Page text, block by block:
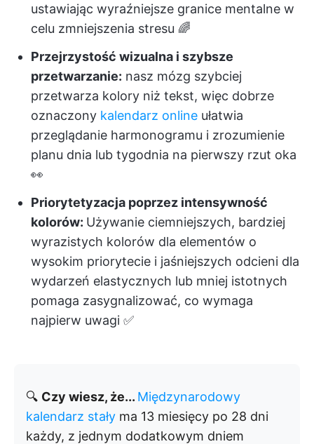
ustawiając wyraźniejsze granice mentalne w
celu zmniejszenia stresu 🌈
Przejrzystość wizualna i szybsze
przetwarzanie: nasz mózg szybciej
przetwarza kolory niż tekst, więc dobrze
oznaczony kalendarz online ułatwia
przeglądanie harmonogramu i zrozumienie
planu dnia lub tygodnia na pierwszy rzut oka
👀
Priorytetyzacja poprzez intensywność
kolorów: Używanie ciemniejszych, bardziej
wyrazistych kolorów dla elementów o
wysokim priorytecie i jaśniejszych odcieni dla
wydarzeń elastycznych lub mniej istotnych
pomaga zasygnalizować, co wymaga
najpierw uwagi ✅
🔍 Czy wiesz, że... Międzynarodowy
kalendarz stały ma 13 miesięcy po 28 dni
każdy, z jednym dodatkowym dniem